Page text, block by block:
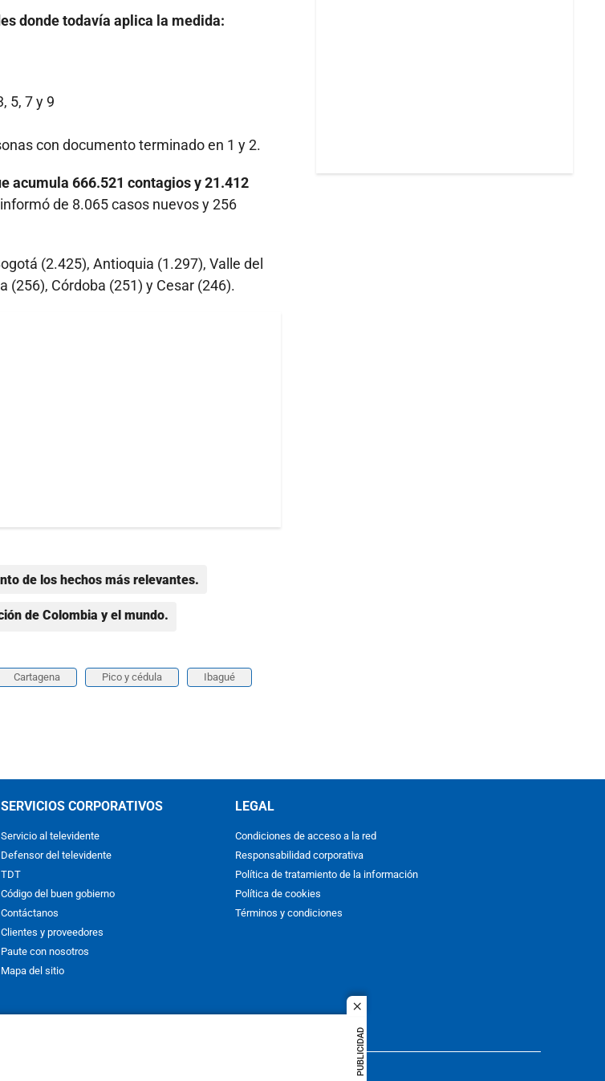
close
PUBLICIDAD
donde todavía aplica la medida:
5, 7 y 9
con documento terminado en 1 y 2.
acumula 666.521 contagios y 21.412
de 8.065 casos nuevos y 256
(2.425), Antioquia (1.297), Valle del
(256), Córdoba (251) y Cesar (246).
de los hechos más relevantes.
de Colombia y el mundo.
Cartagena Pico y cédula Ibagué
SERVICIOS CORPORATIVOS
Servicio al televidente
Defensor del televidente
TDT
Código del buen gobierno
Contáctanos
Clientes y proveedores
Paute con nosotros
Mapa del sitio
LEGAL
Condiciones de acceso a la red
Responsabilidad corporativa
Política de tratamiento de la información
Política de cookies
Términos y condiciones